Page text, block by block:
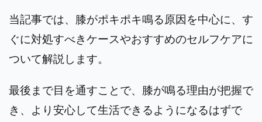
当記事では、膝がポキポキ鳴る原因を中心に、す
ぐに対処すべきケースやおすすめのセルフケアに
ついて解説します。
最後まで目を通すことで、膝が鳴る理由が把握で
き、より安心して生活できるようになるはずで